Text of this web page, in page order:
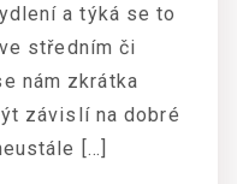
a týká se to
středním či
nám zkrátka
závislí na dobré
[…]